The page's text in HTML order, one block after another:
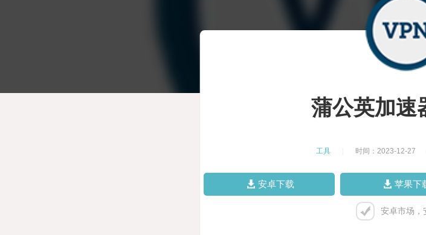
蒲公英加速
工具 时间：2023-12-27
安卓下载 苹果下
安卓市场，